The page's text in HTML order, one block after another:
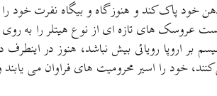
خود پاک کند و هنوز گاه و بیگاه نفرت خود
عروسک های تازه ای از نوع هیتلر را به
خود را اسیر محرومیت های فراوان می